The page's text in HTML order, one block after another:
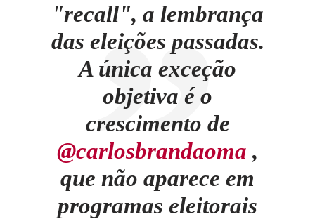
"recall", a lembrança
das eleições passadas.
A única exceção
objetiva é o
crescimento de
@carlosbrandaoma ,
que não aparece em
programas eleitorais